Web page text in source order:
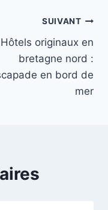
SUIVANT
Hôtels originaux en
bretagne nord :
en bord de
mer